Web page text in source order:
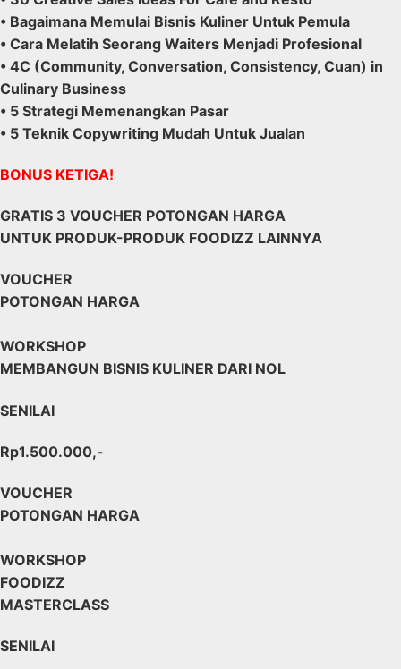
• Bagaimana Memulai Bisnis Kuliner Untuk Pemula
• Cara Melatih Seorang Waiters Menjadi Profesional
• 4C (Community, Conversation, Consistency, Cuan) in
Culinary Business
• 5 Strategi Memenangkan Pasar
• 5 Teknik Copywriting Mudah Untuk Jualan
BONUS KETIGA!
GRATIS 3 VOUCHER POTONGAN HARGA
UNTUK PRODUK-PRODUK FOODIZZ LAINNYA
VOUCHER
POTONGAN HARGA
WORKSHOP
MEMBANGUN BISNIS KULINER DARI NOL
SENILAI
Rp1.500.000,-
VOUCHER
POTONGAN HARGA
WORKSHOP
FOODIZZ
MASTERCLASS
SENILAI